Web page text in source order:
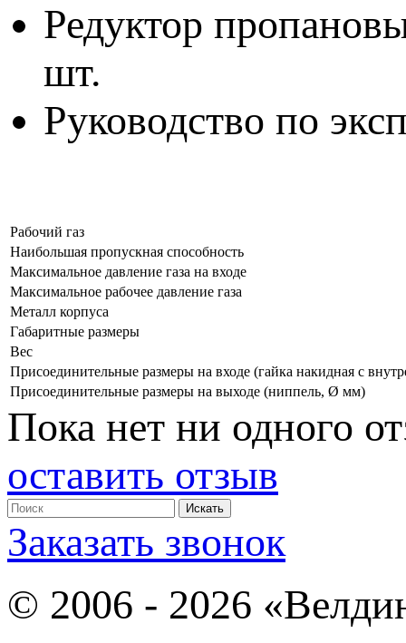
Редуктор
шт.
Руководство по
Рабочий газ
Наибольшая пропускная способность
Максимальное давление газа на входе
Максимальное рабочее давление газа
Металл корпуса
Габаритные размеры
Вес
Присоединительные размеры на входе (гайка накидная с
Присоединительные размеры на выходе (ниппель, Ø мм)
Пока нет ни одного
оставить отзыв
Заказать звонок
© 2006 - 2026